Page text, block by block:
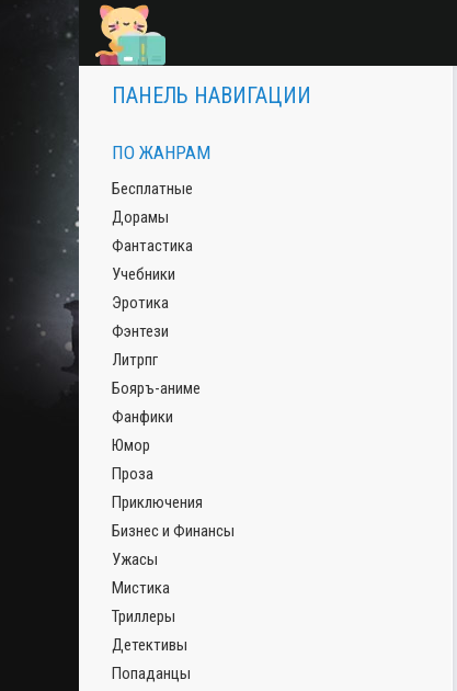
ПАНЕЛЬ НАВИГАЦИИ
ПО ЖАНРАМ
Бесплатные
Дорамы
Фантастика
Учебники
Эротика
Фэнтези
Литрпг
Бояръ-аниме
Фанфики
Юмор
Проза
Приключения
Бизнес и Финансы
Ужасы
Мистика
Триллеры
Детективы
Попаданцы